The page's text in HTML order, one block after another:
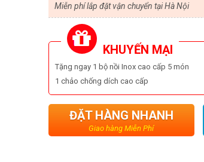
Miễn phí lắp đặt vận chuyển tại Hà Nội
KHUYẾN MẠI
Tặng ngay 1 bộ nồi Inox cao cấp 5 món
1 chảo chống dích cao cấp
ĐẶT HÀNG NHANH
Giao hàng Miễn Phí